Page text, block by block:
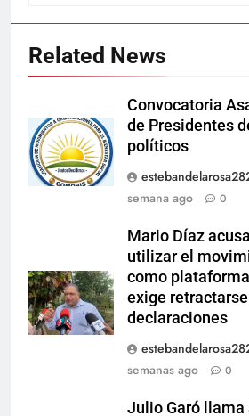
Related News
Convocatoria
de Presidentes
políticos
semana ago
0
Mario Díaz
utilizar el
como
exige
declaraciones
semanas ago
0
Julio Garó llama